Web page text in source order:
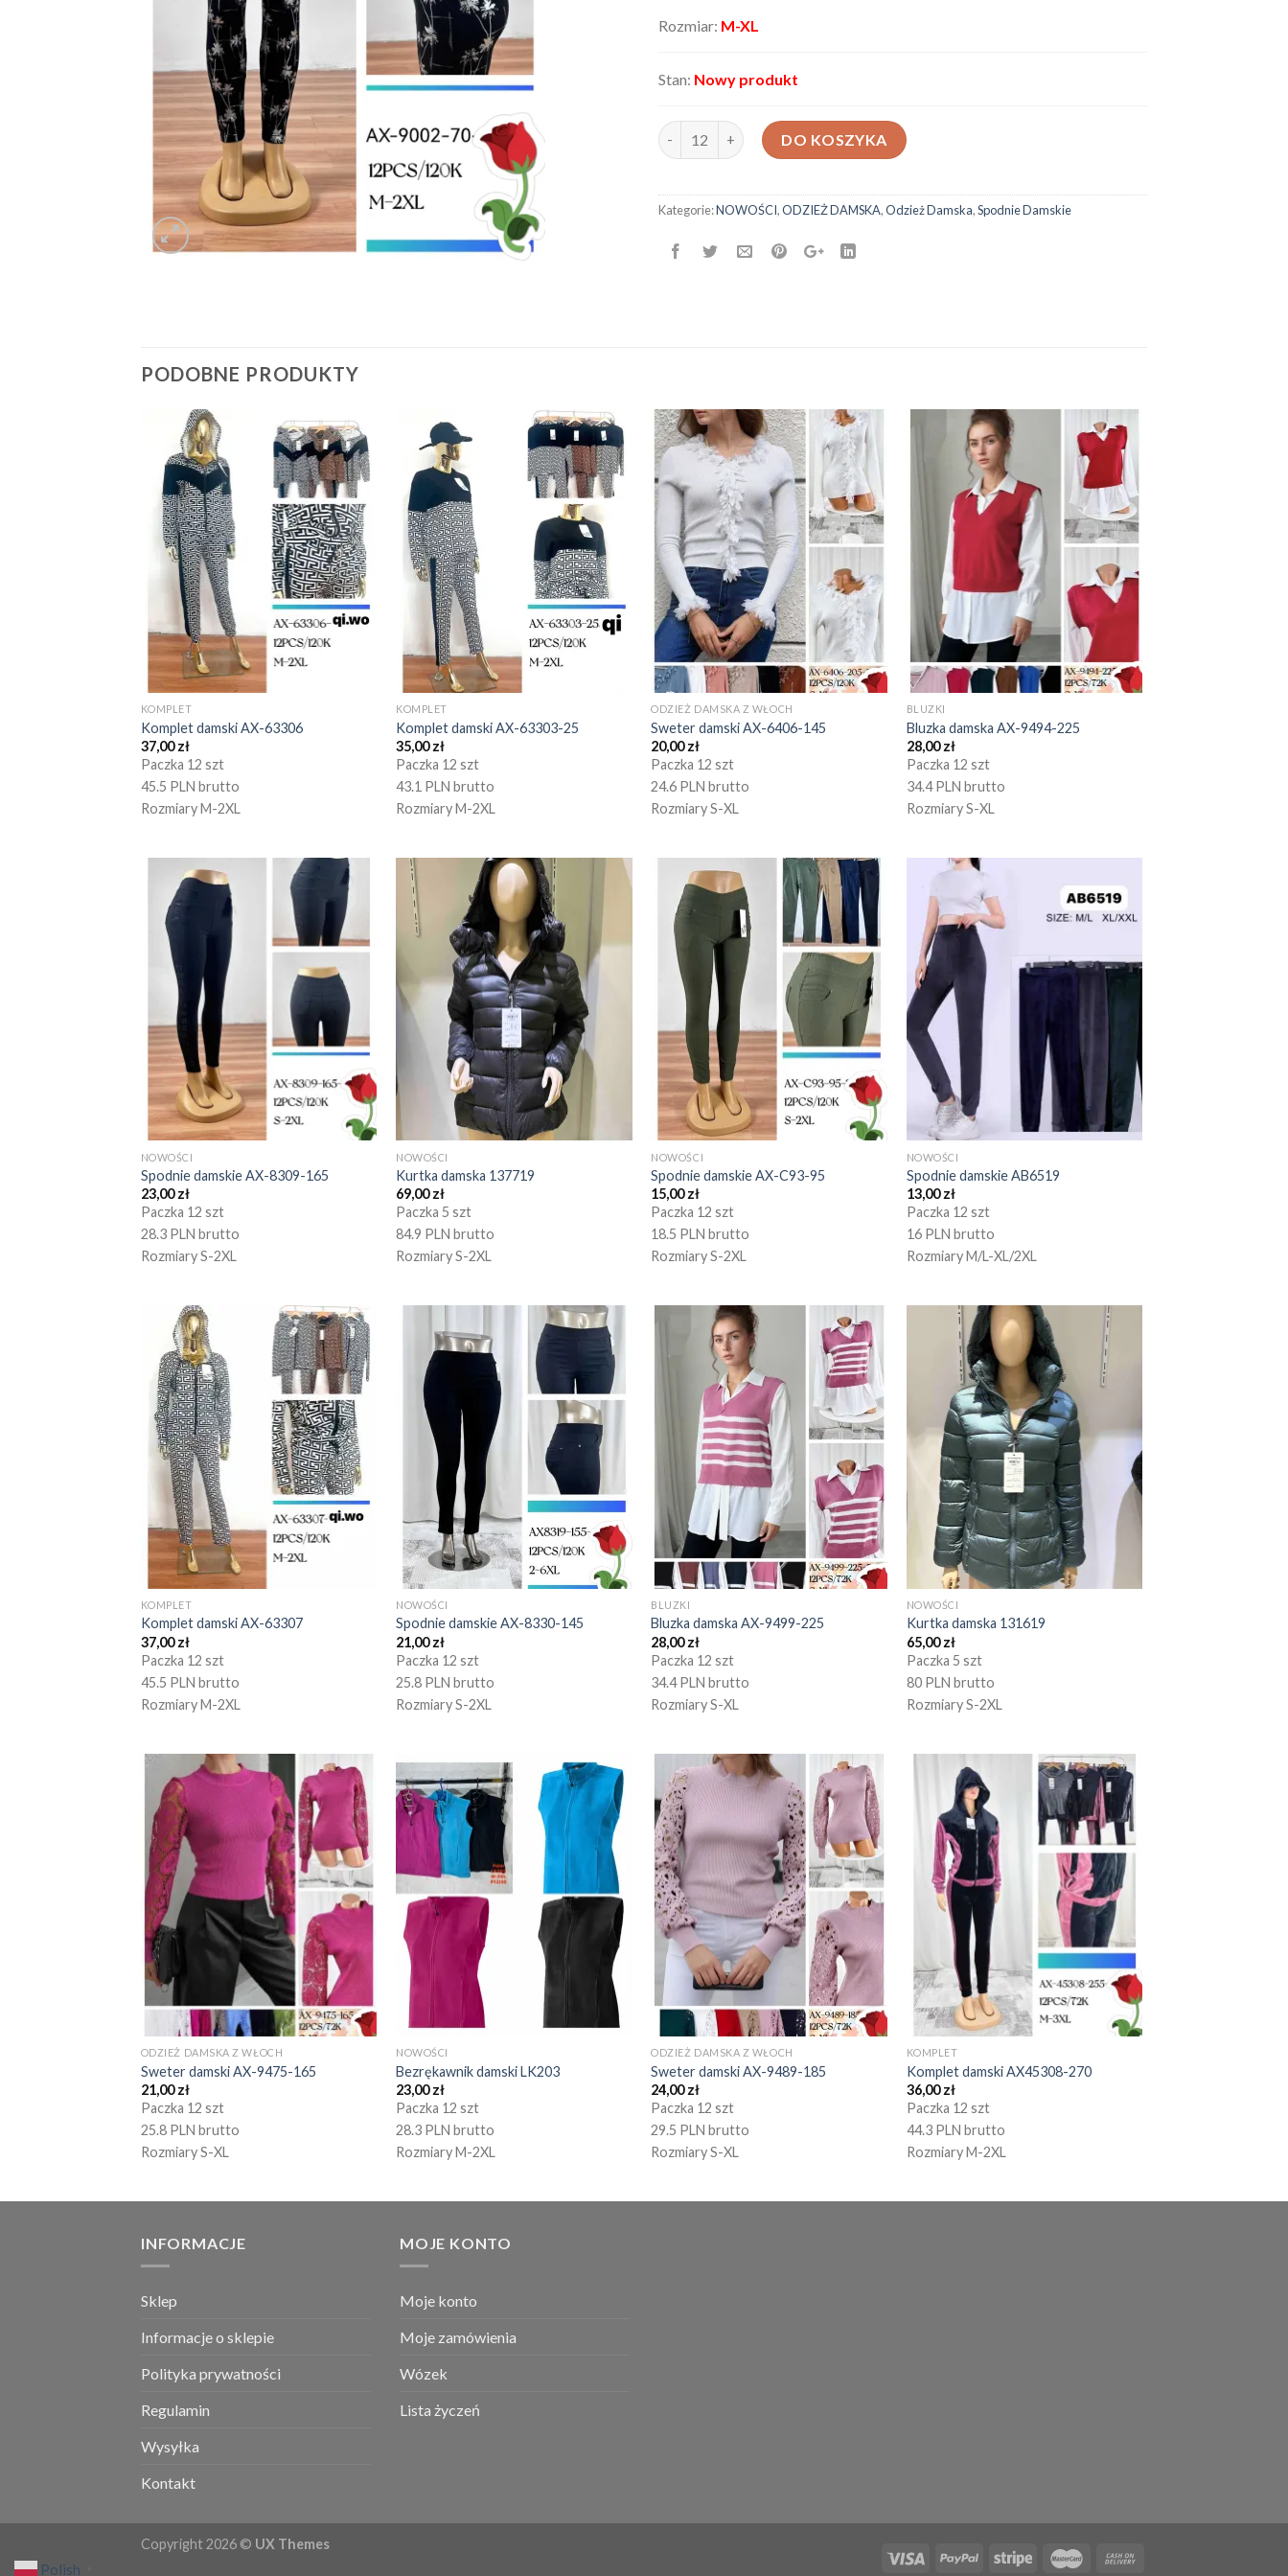
Rozmiar: M-XL
Stan: Nowy produkt
ilość Spodnie damskie AX-9001-70
DO KOSZYKA
Kategorie:NOWOŚCI,ODZIEŻ DAMSKA,Odzież Damska,Spodnie Damskie
PODOBNE PRODUKTY
KOMPLET
Komplet damski AX-63306
37,00zł
Paczka 12 szt
45.5 PLN brutto
Rozmiary M-2XL
KOMPLET
Komplet damski AX-63303-25
35,00zł
Paczka 12 szt
43.1 PLN brutto
Rozmiary M-2XL
ODZIEŻ DAMSKA Z WŁOCH
Sweter damski AX-6406-145
20,00zł
Paczka 12 szt
24.6 PLN brutto
Rozmiary S-XL
BLUZKI
Bluzka damska AX-9494-225
28,00zł
Paczka 12 szt
34.4 PLN brutto
Rozmiary S-XL
NOWOŚCI
Spodnie damskie AX-8309-165
23,00zł
Paczka 12 szt
28.3 PLN brutto
Rozmiary S-2XL
NOWOŚCI
Kurtka damska 137719
69,00zł
Paczka 5 szt
84.9 PLN brutto
Rozmiary S-2XL
NOWOŚCI
Spodnie damskie AX-C93-95
15,00zł
Paczka 12 szt
18.5 PLN brutto
Rozmiary S-2XL
NOWOŚCI
Spodnie damskie AB6519
13,00zł
Paczka 12 szt
16 PLN brutto
Rozmiary M/L-XL/2XL
KOMPLET
Komplet damski AX-63307
37,00zł
Paczka 12 szt
45.5 PLN brutto
Rozmiary M-2XL
NOWOŚCI
Spodnie damskie AX-8330-145
21,00zł
Paczka 12 szt
25.8 PLN brutto
Rozmiary S-2XL
BLUZKI
Bluzka damska AX-9499-225
28,00zł
Paczka 12 szt
34.4 PLN brutto
Rozmiary S-XL
NOWOŚCI
Kurtka damska 131619
65,00zł
Paczka 5 szt
80 PLN brutto
Rozmiary S-2XL
ODZIEŻ DAMSKA Z WŁOCH
Sweter damski AX-9475-165
21,00zł
Paczka 12 szt
25.8 PLN brutto
Rozmiary S-XL
NOWOŚCI
Bezrękawnik damski LK203
23,00zł
Paczka 12 szt
28.3 PLN brutto
Rozmiary M-2XL
ODZIEŻ DAMSKA Z WŁOCH
Sweter damski AX-9489-185
24,00zł
Paczka 12 szt
29.5 PLN brutto
Rozmiary S-XL
KOMPLET
Komplet damski AX45308-270
36,00zł
Paczka 12 szt
44.3 PLN brutto
Rozmiary M-2XL
INFORMACJE
Sklep
Informacje o sklepie
Polityka prywatności
Regulamin
Wysyłka
Kontakt
MOJE KONTO
Moje konto
Moje zamówienia
Wózek
Lista życzeń
Copyright 2026 © UX Themes
Polish